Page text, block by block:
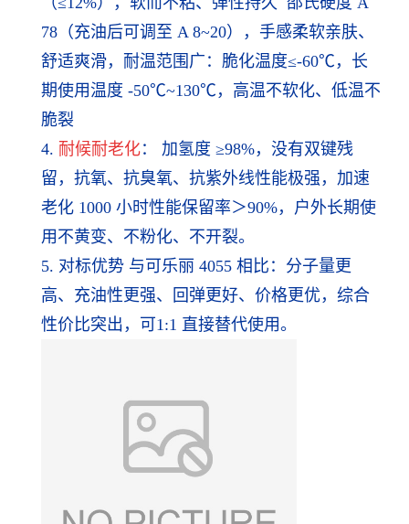
78（充油后可调至 A 8~20），手感柔软亲肤、
舒适爽滑，耐温范围广：脆化温度≤-60℃，长
期使用温度 -50℃~130℃，高温不软化、低温不
脆裂
4. 耐候耐老化： 加氢度 ≥98%，没有双键残
留，抗氧、抗臭氧、抗紫外线性能极强，加速
老化 1000 小时性能保留率＞90%，户外长期使
用不黄变、不粉化、不开裂。
5. 对标优势 与可乐丽 4055 相比：分子量更
高、充油性更强、回弹更好、价格更优，综合
性价比突出，可1:1 直接替代使用。